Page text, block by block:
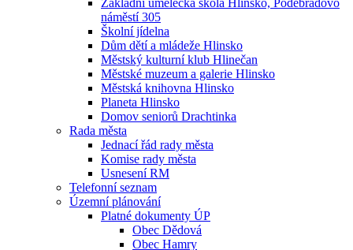
Základní umělecká škola Hlinsko, Poděbradovo
náměstí 305
Školní jídelna
Dům dětí a mládeže Hlinsko
Městský kulturní klub Hlinečan
Městské muzeum a galerie Hlinsko
Městská knihovna Hlinsko
Planeta Hlinsko
Domov seniorů Drachtinka
Rada města
Jednací řád rady města
Komise rady města
Usnesení RM
Telefonní seznam
Územní plánování
Platné dokumenty ÚP
Obec Dědová
Obec Hamry